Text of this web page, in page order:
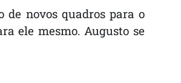
novos quadros para o
ele mesmo. Augusto se